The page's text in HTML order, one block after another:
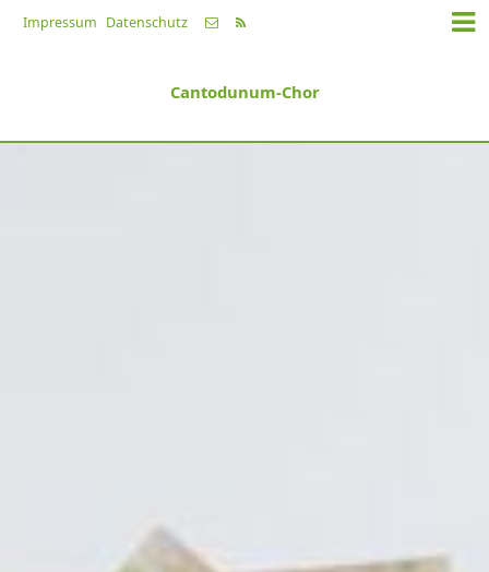
Impressum Datenschutz
Cantodunum-Chor